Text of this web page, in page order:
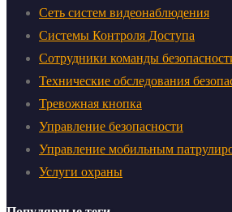
Сеть систем видеонаблюдения
Системы Контроля Доступа
Сотрудники команды
Технические обследования
Тревожная кнопка
Управление безопасности
Управление мобильным
Услуги охраны